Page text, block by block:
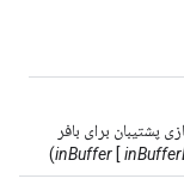
پشتیبان برای بافر
inBuffer [